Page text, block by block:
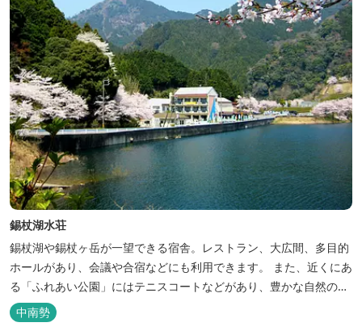
錫杖湖水荘
錫杖湖や錫杖ヶ岳が一望できる宿舎。レストラン、大広間、多目的
ホールがあり、会議や合宿などにも利用できます。 また、近くにあ
る「ふれあい公園」にはテニスコートなどがあり、豊かな自然の中
でのびのびと楽しむことができます。
中南勢